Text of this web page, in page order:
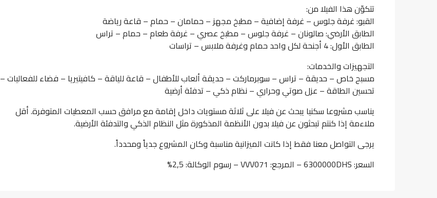
تتكوّن هذا الفيلا من:
القبو: غرفة جلوس – غرفة إضافية – مطبخ مجهز – حمامان – حمام – قاعة رياضة
الطابق الأرضي: صالونان – غرفة جلوس – مطبخ عصري – غرفة طعام – حمام – تراس
الطابق الأول: 4 أجنحة لكل واحد حمام وغرفة ملابس – تراسات
التجهيزات والخدمات:
مسبح خاص – حديقة – تراس – سوبرماركت – حديقة ألعاب للأطفال – قاعة للياقة – كافيتيريا – فضاء للفعاليات –
تحسين الطاقة – عزل صوتي وحراري – نظام ذكي – تدفئة أرضية
يناسب مشروعا سكنيا يبحث عن فيلا على ثلاثة مستويات داخل إقامة مع مرافق حسب المعطيات المتوفرة. أقل
ملاءمة إذا كنتم تبحثون عن فيلا بدون الأنظمة المذكورة مثل النظام الذكي والتدفئة الأرضية.
يرجى التواصل معنا فقط إذا كانت الميزانية مناسبة وكان المشروع جدياً ومحدداً.
السعر: 6300000DHS – المرجع: VVV071 – رسوم الوكالة: 2,5%